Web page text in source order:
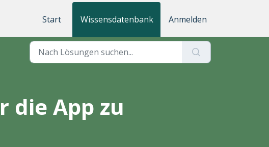
Start Wissensdatenbank Anmelden
die App zu